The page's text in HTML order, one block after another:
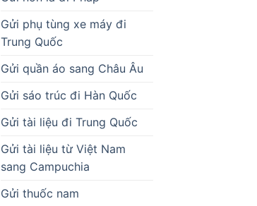
Gửi phụ tùng xe máy đi
Trung Quốc
Gửi quần áo sang Châu Âu
Gửi sáo trúc đi Hàn Quốc
Gửi tài liệu đi Trung Quốc
Gửi tài liệu từ Việt Nam
sang Campuchia
Gửi thuốc nam